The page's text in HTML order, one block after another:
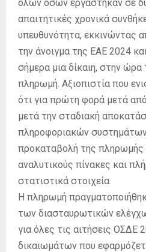
όλων όσων εργάστηκαν σε
απαιτητικές χρονικά
υπευθυνότητα, εκκινώντας
την άνοιγμα της ΕΑΕ 2024
σήμερα μια δίκαιη, στην ώρα
πληρωμή. Αξιοπιστία που
ότι για πρώτη φορά μετά
μετά την σταδιακή
πληροφοριακών
προκαταβολή της πληρωμής
αναλυτικούς πίνακες και
στατιστικά στοιχεία.
Η πληρωμή
των διασταυρωτικών
για όλες τις αιτήσεις ΟΣΔΕ
δικαιωμάτων που